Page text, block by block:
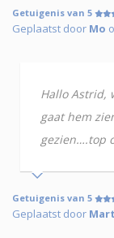
Getuigenis van 5
Geplaatst door Mo
Hallo Astrid,
gaat hem
gezien….top
Getuigenis van 5
Geplaatst door